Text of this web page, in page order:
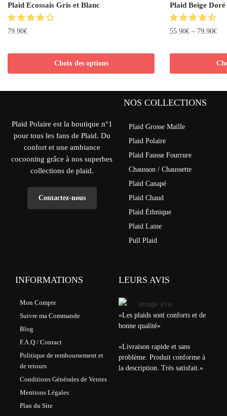
Plaid Ecossais Gris et Blanc
79.90€
Choix des options
Plaid Beige Doré
55.90€ – 79.90€
Plaid Polaire est la boutique n°1
pour tous les fans de Plaid. Du
confort et une ambiance
cocooning grâce à nos superbes
collections de plaid.
Contactez-nous
NOS COLLECTIONS
Plaid Grosse Maille
Plaid Polaire
Plaid Fausse Fourrure
Chausson / Chaussette
Plaid Canapé
Plaid Chaud
Plaid Éthnique
Plaid Laine
Pull Plaid
INFORMATIONS
Mon Compte
Suivre ma Commande
Blog
F.A.Q / Contact
Politique de remboursement et
de retours
Conditions Générales de Ventes
Mentions Légales
Plan du Site
LEURS AVIS
«Les plaids sont conforts et de
bonne qualité»
«Livraison rapide et sans
problème. Produit conforme à
la description. Très satisfait.»